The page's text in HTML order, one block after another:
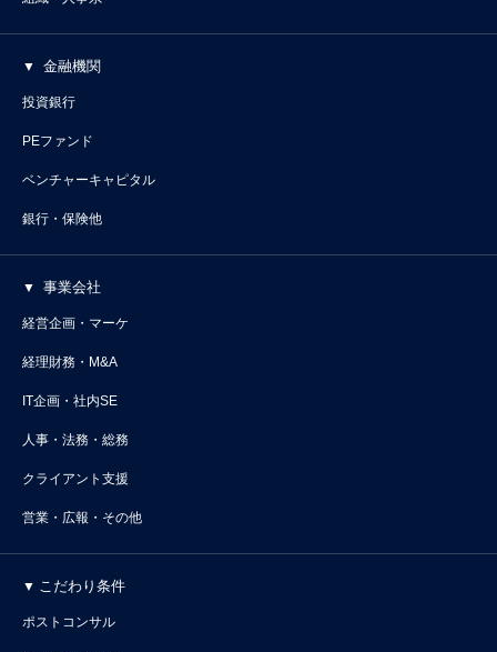
金融機関
投資銀行
PEファンド
ベンチャーキャピタル
銀行・保険他
事業会社
経営企画・マーケ
経理財務・M&A
IT企画・社内SE
人事・法務・総務
クライアント支援
営業・広報・その他
こだわり条件
ポストコンサル